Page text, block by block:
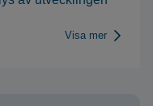
Visa mer